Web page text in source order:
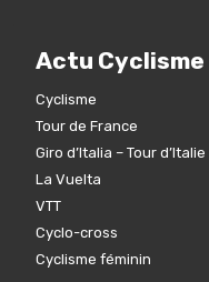
Actu Cyclisme
Cyclisme
Tour de France
Giro d’Italia – Tour d’Italie
La Vuelta
VTT
Cyclo-cross
Cyclisme féminin